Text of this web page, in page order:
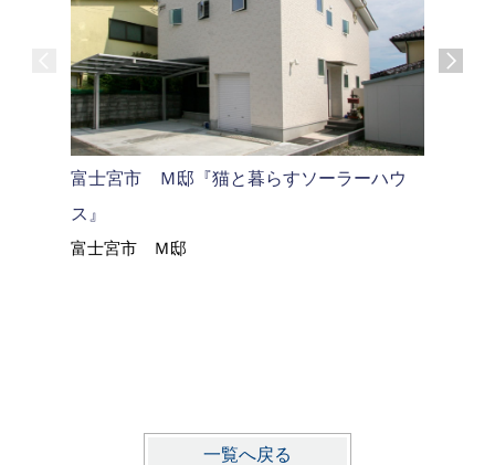
富士宮市 Ｍ邸『猫と暮らすソーラーハウ
ス』
富士宮市 Ｍ邸
一覧へ戻る